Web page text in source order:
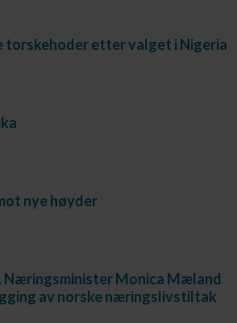
torskehoder etter valget i Nigeria
nye høyder
Næringsminister Monica Mæland
av norske næringslivstiltak